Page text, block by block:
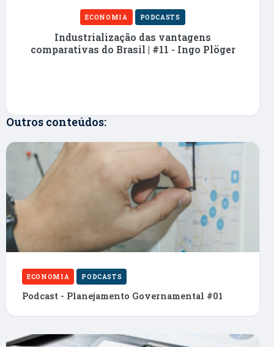
ECONOMIA PODCASTS
Industrialização das vantagens
comparativas do Brasil | #11 - Ingo Plöger
Outros conteúdos:
ECONOMIA PODCASTS
Podcast - Planejamento Governamental #01